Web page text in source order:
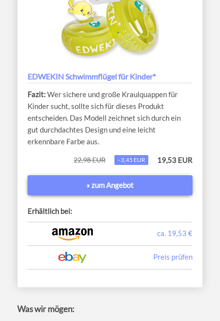
EDWEKIN Schwimmflügel für Kinder*
Wer sichere und große Kraulquappen für
Kinder sucht, sollte sich für dieses Produkt
entscheiden. Das Modell zeichnet sich durch ein
gut durchdachtes Design und eine leicht
erkennbare Farbe aus.
22,98 EUR −3,45 EUR 19,53 EUR
» zum Angebot
Erhältlich bei:
ca. 19,53 €
Preis prüfen
Was wir mögen: